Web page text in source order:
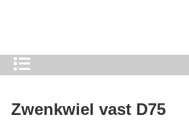
Zwenkwiel vast D75